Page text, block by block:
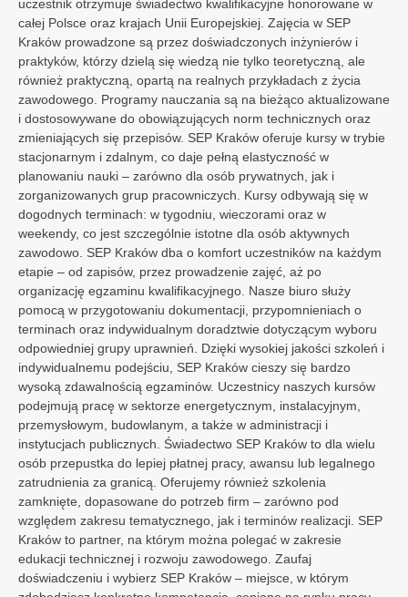
uczestnik otrzymuje świadectwo kwalifikacyjne honorowane w
całej Polsce oraz krajach Unii Europejskiej. Zajęcia w SEP
Kraków prowadzone są przez doświadczonych inżynierów i
praktyków, którzy dzielą się wiedzą nie tylko teoretyczną, ale
również praktyczną, opartą na realnych przykładach z życia
zawodowego. Programy nauczania są na bieżąco aktualizowane
i dostosowywane do obowiązujących norm technicznych oraz
zmieniających się przepisów. SEP Kraków oferuje kursy w trybie
stacjonarnym i zdalnym, co daje pełną elastyczność w
planowaniu nauki – zarówno dla osób prywatnych, jak i
zorganizowanych grup pracowniczych. Kursy odbywają się w
dogodnych terminach: w tygodniu, wieczorami oraz w
weekendy, co jest szczególnie istotne dla osób aktywnych
zawodowo. SEP Kraków dba o komfort uczestników na każdym
etapie – od zapisów, przez prowadzenie zajęć, aż po
organizację egzaminu kwalifikacyjnego. Nasze biuro służy
pomocą w przygotowaniu dokumentacji, przypomnieniach o
terminach oraz indywidualnym doradztwie dotyczącym wyboru
odpowiedniej grupy uprawnień. Dzięki wysokiej jakości szkoleń i
indywidualnemu podejściu, SEP Kraków cieszy się bardzo
wysoką zdawalnością egzaminów. Uczestnicy naszych kursów
podejmują pracę w sektorze energetycznym, instalacyjnym,
przemysłowym, budowlanym, a także w administracji i
instytucjach publicznych. Świadectwo SEP Kraków to dla wielu
osób przepustka do lepiej płatnej pracy, awansu lub legalnego
zatrudnienia za granicą. Oferujemy również szkolenia
zamknięte, dopasowane do potrzeb firm – zarówno pod
względem zakresu tematycznego, jak i terminów realizacji. SEP
Kraków to partner, na którym można polegać w zakresie
edukacji technicznej i rozwoju zawodowego. Zaufaj
doświadczeniu i wybierz SEP Kraków – miejsce, w którym
Certyfikowane uprawnienia SEP online
100% zdalnie Certyfikacja URE
Gwarancja zdania
Kursy z dodatkami
Wybierz kurs, aby zobaczyć dodatki
Kurs G1 elektryczny 399 zł
elektrycznych pomiarów odbiorczych i okresowych
przyłączania instalacji fotowoltaicznych
sieciach powyżej 1000 volt
Daje dostęp do wiedzy o zasadach bezpiecznej pracy w
elektryce
Kurs G2 cieplny 399 zł
pomiarów odbiorczych i okresowych
ciepłownictwie
Kurs G3 gazowy 399 zł
pomiarów odbiorczych i okresowych
gazownictwie
Odblokowane gratisy
Każdy dodatek odblokowuje kolejny gratis
365 dni na kurs i egzamin
Zgody i prywatność
Wybierz, jakie dane mogą być wykorzystywane
przez stronę w celu poprawnego działania,
analityki i personalizacji treści.
Podstawowe funkcje strony
Niezbędne dane wymagane do
poprawnego działania strony
internetowej.
Przechowywanie i odczytywanie
danych
Zezwól na wykorzystywanie plików
cookies do analityki i reklam Google.